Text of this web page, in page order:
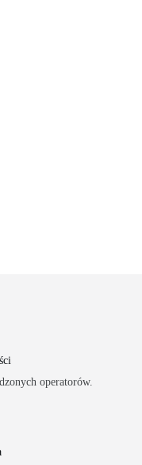
operatorów.